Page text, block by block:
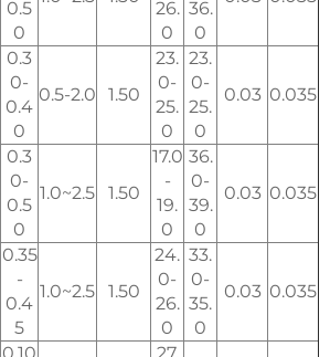
0.5
0
26.
0
36.
0
0.3
0-
0.4
0
0.5-2.0 1.50
23.
0-
25.
0
23.
0-
25.
0
0.03 0.035
0.3
0-
0.5
0
1.0~2.5 1.50
17.0
-
19.
0
36.
0-
39.
0
0.03 0.035
0.35
-
0.4
5
1.0~2.5 1.50
24.
0-
26.
0
33.
0-
35.
0
0.03 0.035